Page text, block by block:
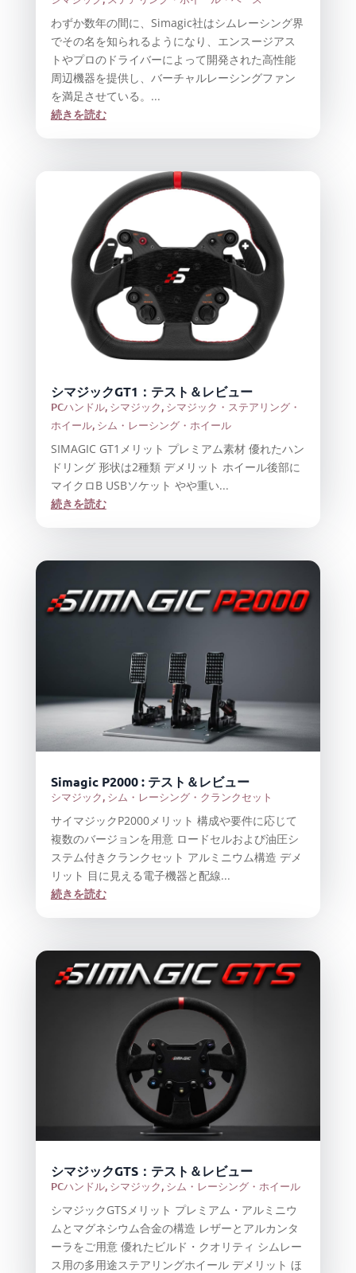
わずか数年の間に、Simagic社はシムレーシング界
でその名を知られるようになり、エンスージアス
トやプロのドライバーによって開発された高性能
周辺機器を提供し、バーチャルレーシングファン
を満足させている。...
続きを読む
シマジックGT1：テスト＆レビュー
PCハンドル, シマジック, シマジック・ステアリング・
ホイール, シム・レーシング・ホイール
SIMAGIC GT1メリット プレミアム素材 優れたハン
ドリング 形状は2種類 デメリット ホイール後部に
マイクロB USBソケット やや重い...
続きを読む
Simagic P2000 : テスト＆レビュー
シマジック, シム・レーシング・クランクセット
サイマジックP2000メリット 構成や要件に応じて
複数のバージョンを用意 ロードセルおよび油圧シ
ステム付きクランクセット アルミニウム構造 デメ
リット 目に見える電子機器と配線...
続きを読む
シマジックGTS：テスト＆レビュー
PCハンドル, シマジック, シム・レーシング・ホイール
シマジックGTSメリット プレミアム・アルミニウ
ムとマグネシウム合金の構造 レザーとアルカンタ
ーラをご用意 優れたビルド・クオリティ シムレー
ス用の多用途ステアリングホイール デメリット ほ